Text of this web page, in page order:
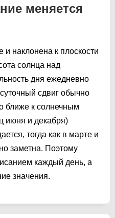
меняется
наклонена к плоскости
солнца над
дня ежедневно
сдвиг обычно
ближе к солнечным
июня и декабря)
тогда как в марте и
заметна. Поэтому
каждый день, а
значения.